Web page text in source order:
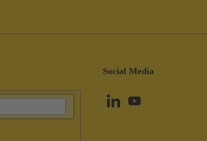
Social Media